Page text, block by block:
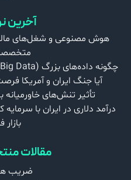
آخرین
هوش مصنوعی و شغل‌های
چگونه داده‌های بزرگ (Big Data) اقتصاد جهان را کنترل می‌کنند؟
آیا جنگ ایران و آمریکا
تأثیر تنش‌های
درآمد دلاری در ایران با
مقالات
ضریب